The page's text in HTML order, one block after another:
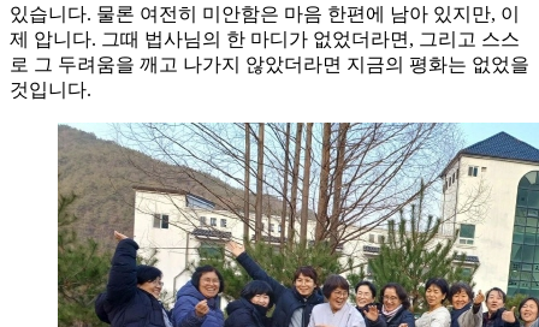
있습니다. 물론 여전히 미안함은 마음 한편에 남아 있지만, 이
제 압니다. 그때 법사님의 한 마디가 없었더라면, 그리고 스스
로 그 두려움을 깨고 나가지 않았더라면 지금의 평화는 없었을
것입니다.